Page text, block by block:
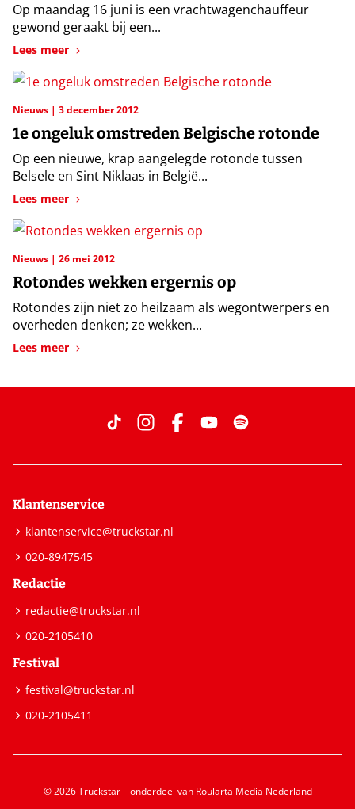
Op maandag 16 juni is een vrachtwagenchauffeur
gewond geraakt bij een...
Lees meer
Nieuws 3 december 2012
1e ongeluk omstreden Belgische rotonde
Op een nieuwe, krap aangelegde rotonde tussen
Belsele en Sint Niklaas in België...
Lees meer
Nieuws 26 mei 2012
Rotondes wekken ergernis op
Rotondes zijn niet zo heilzaam als wegontwerpers en
overheden denken; ze wekken...
Lees meer
Klantenservice
klantenservice@truckstar.nl
020-8947545
Redactie
redactie@truckstar.nl
020-2105410
Festival
festival@truckstar.nl
020-2105411
© 2026 Truckstar – onderdeel van Roularta Media Nederland